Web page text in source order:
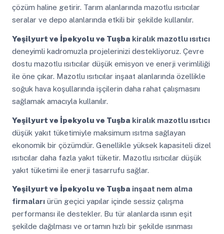
çözüm haline getirir. Tarım alanlarında mazotlu ısıtıcılar
seralar ve depo alanlarında etkili bir şekilde kullanılır.
Yeşilyurt ve İpekyolu ve Tuşba kiralık mazotlu ısıtıcı
deneyimli kadromuzla projelerinizi destekliyoruz. Çevre
dostu mazotlu ısıtıcılar düşük emisyon ve enerji verimliliği
ile öne çıkar. Mazotlu ısıtıcılar inşaat alanlarında özellikle
soğuk hava koşullarında işçilerin daha rahat çalışmasını
sağlamak amacıyla kullanılır.
Yeşilyurt ve İpekyolu ve Tuşba kiralık mazotlu ısıtıcı
düşük yakıt tüketimiyle maksimum ısıtma sağlayan
ekonomik bir çözümdür. Genellikle yüksek kapasiteli dizel
ısıtıcılar daha fazla yakıt tüketir. Mazotlu ısıtıcılar düşük
yakıt tüketimi ile enerji tasarrufu sağlar.
Yeşilyurt ve İpekyolu ve Tuşba inşaat nem alma
firmalarıürün geçici yapılar içinde sessiz çalışma
performansı ile destekler. Bu tür alanlarda ısının eşit
şekilde dağılması ve ortamın hızlı bir şekilde ısınması